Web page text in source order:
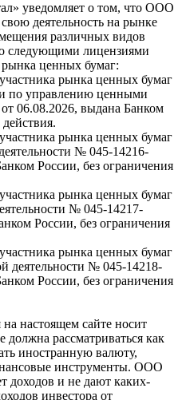
уведомляет о том, что ООО
деятельность на рынке
различных видов
следующими лицензиями
рынка ценных бумаг:
рынка ценных бумаг
по управлению ценными
06.08.2026, выдана Банком
рынка ценных бумаг
№ 045-14216-
России, без ограничения
рынка ценных бумаг
№ 045-14217-
России, без ограничения
рынка ценных бумаг
деятельности № 045-14218-
России, без ограничения
настоящем сайте носит
должна рассматриваться как
иностранную валюту,
инструменты. ООО
доходов и не дают каких-
инвестора от